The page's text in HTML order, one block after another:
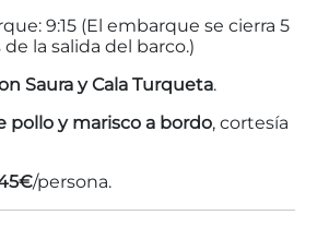
9:15 (El embarque se cierra 5
la salida del barco.)
Saura y Cala Turqueta.
pollo y marisco a bordo, cortesía
/persona.